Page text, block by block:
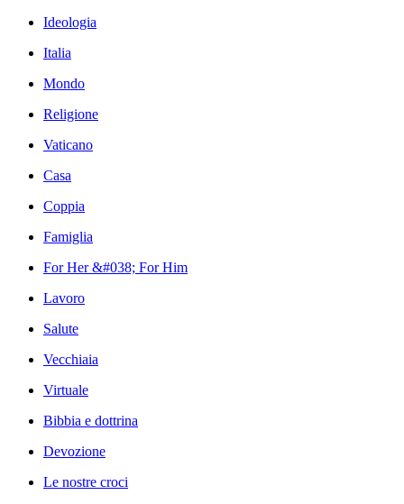
Ideologia
Italia
Mondo
Religione
Vaticano
Casa
Coppia
Famiglia
For Her &#038; For Him
Lavoro
Salute
Vecchiaia
Virtuale
Bibbia e dottrina
Devozione
Le nostre croci